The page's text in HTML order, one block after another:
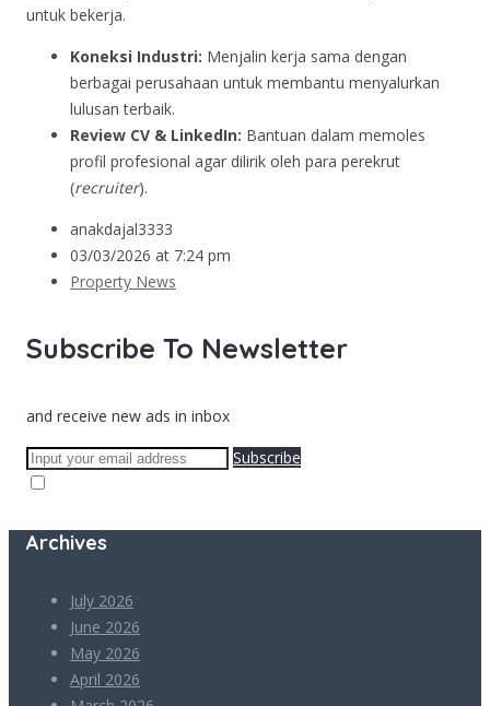
untuk bekerja.
Koneksi Industri: Menjalin kerja sama dengan
berbagai perusahaan untuk membantu menyalurkan
lulusan terbaik.
Review CV & LinkedIn: Bantuan dalam memoles
profil profesional agar dilirik oleh para perekrut
(recruiter).
anakdajal3333
03/03/2026 at 7:24 pm
Property News
Subscribe To Newsletter
and receive new ads in inbox
Subscribe
Archives
July 2026
June 2026
May 2026
April 2026